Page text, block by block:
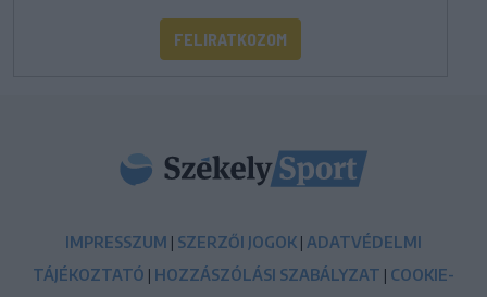
FELIRATKOZOM
IMPRESSZUM | SZERZŐI JOGOK | ADATVÉDELMI
TÁJÉKOZTATÓ | HOZZÁSZÓLÁSI SZABÁLYZAT | COOKIE-